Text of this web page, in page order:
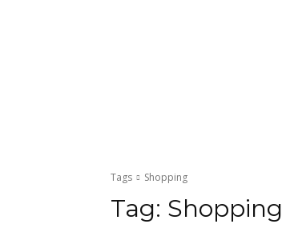
Tags Shopping
Tag: Shopping